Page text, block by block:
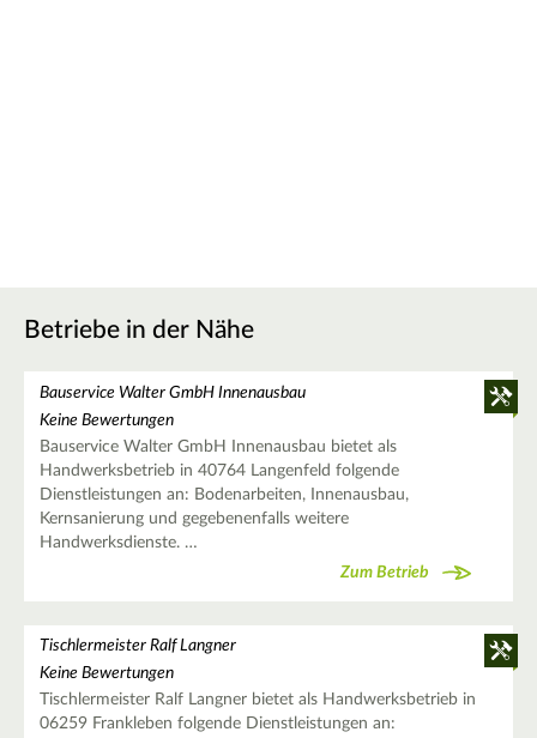
Betriebe in der Nähe
Bauservice Walter GmbH Innenausbau
Keine Bewertungen
Bauservice Walter GmbH Innenausbau bietet als
Handwerksbetrieb in 40764 Langenfeld folgende
Dienstleistungen an: Bodenarbeiten, Innenausbau,
Kernsanierung und gegebenenfalls weitere
Handwerksdienste. …
Zum Betrieb
Tischlermeister Ralf Langner
Keine Bewertungen
Tischlermeister Ralf Langner bietet als Handwerksbetrieb in
06259 Frankleben folgende Dienstleistungen an: